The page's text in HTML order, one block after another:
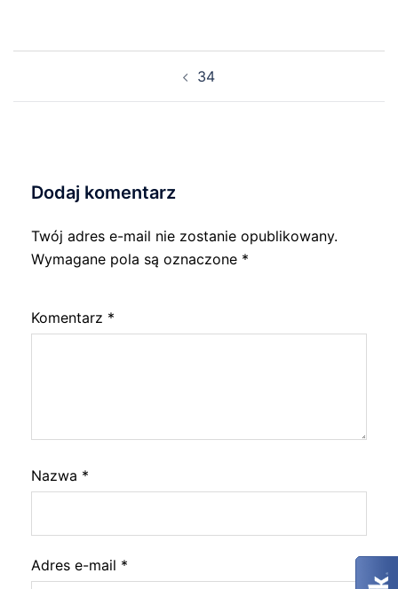
34
Dodaj komentarz
Twój adres e-mail nie zostanie opublikowany.
Wymagane pola są oznaczone *
Komentarz *
Nazwa *
Adres e-mail *